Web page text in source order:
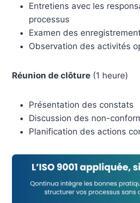
Entretiens avec les
processus
Examen des
Observation des activités
Réunion de clôture (1 heure)
Présentation des constats
Discussion des non-
Planification des actions